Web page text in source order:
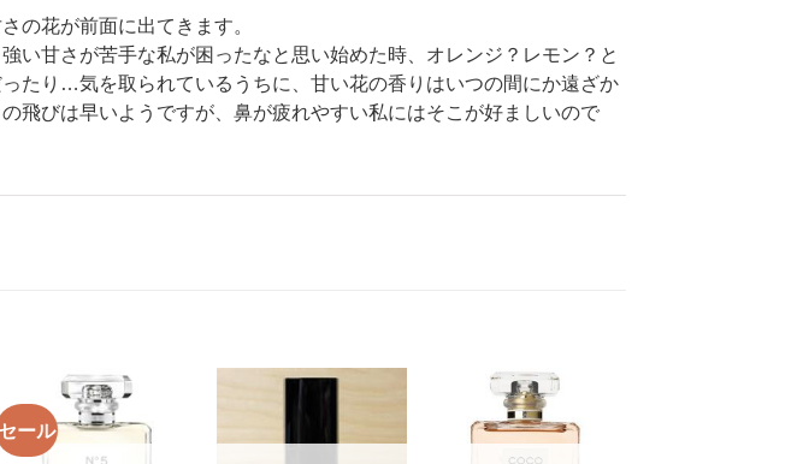
の花が前面に出てきます。
い甘さが苦手な私が困ったなと思い始めた時、オレンジ？レモン？と
たり…気を取られているうちに、甘い花の香りはいつの間にか遠ざか
飛びは早いようですが、鼻が疲れやすい私にはそこが好ましいので
ール